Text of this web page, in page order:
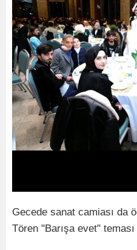
Gecede sanat camiası da
Tören "Barışa evet"